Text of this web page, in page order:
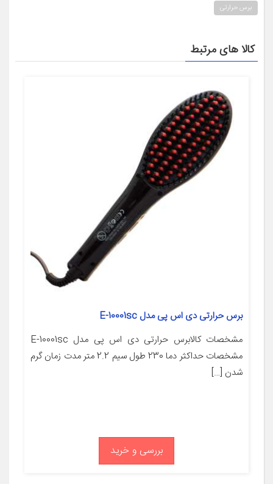
برس حرارتی
کالا های مرتبط
برس حرارتی دی اس پی مدل E-10001sc
مشخصات کالابرس حرارتی دی اس پی مدل E-10001sc
مشخصات حداکثر دما 230 طول سیم 2.2 متر مدت زمان گرم
شدن […]
بررسی و خرید